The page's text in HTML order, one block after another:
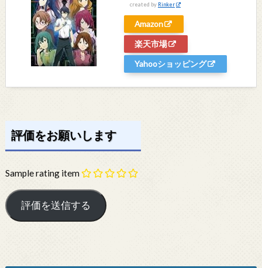
created by Rinker
Amazon
楽天市場
Yahooショッピング
評価をお願いします
Sample rating item